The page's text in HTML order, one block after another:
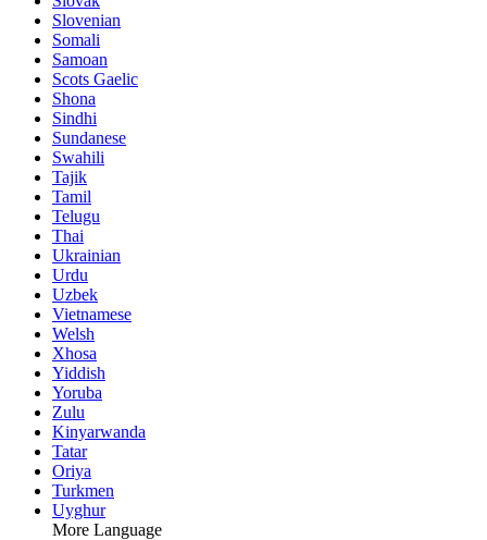
Slovenian
Somali
Samoan
Scots Gaelic
Shona
Sindhi
Sundanese
Swahili
Tajik
Tamil
Telugu
Thai
Ukrainian
Urdu
Uzbek
Vietnamese
Welsh
Xhosa
Yiddish
Yoruba
Zulu
Kinyarwanda
Tatar
Oriya
Turkmen
Uyghur
More Language